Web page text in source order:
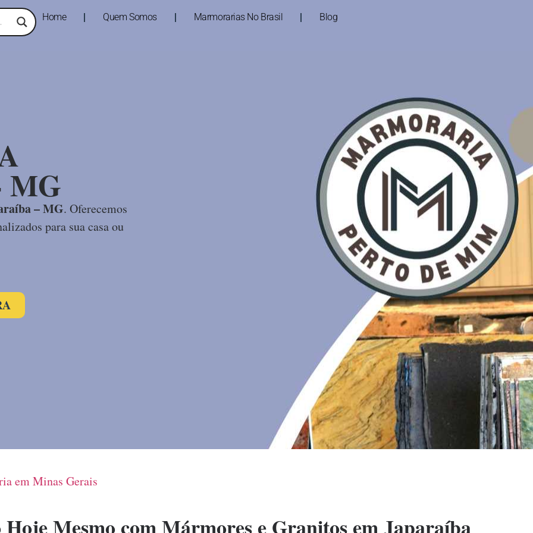
Home Quem Somos Marmorarias No Brasil Blog
MG
– MG. Oferecemos
para sua casa ou
em Minas Gerais
Mesmo com Mármores e Granitos em Japaraíba